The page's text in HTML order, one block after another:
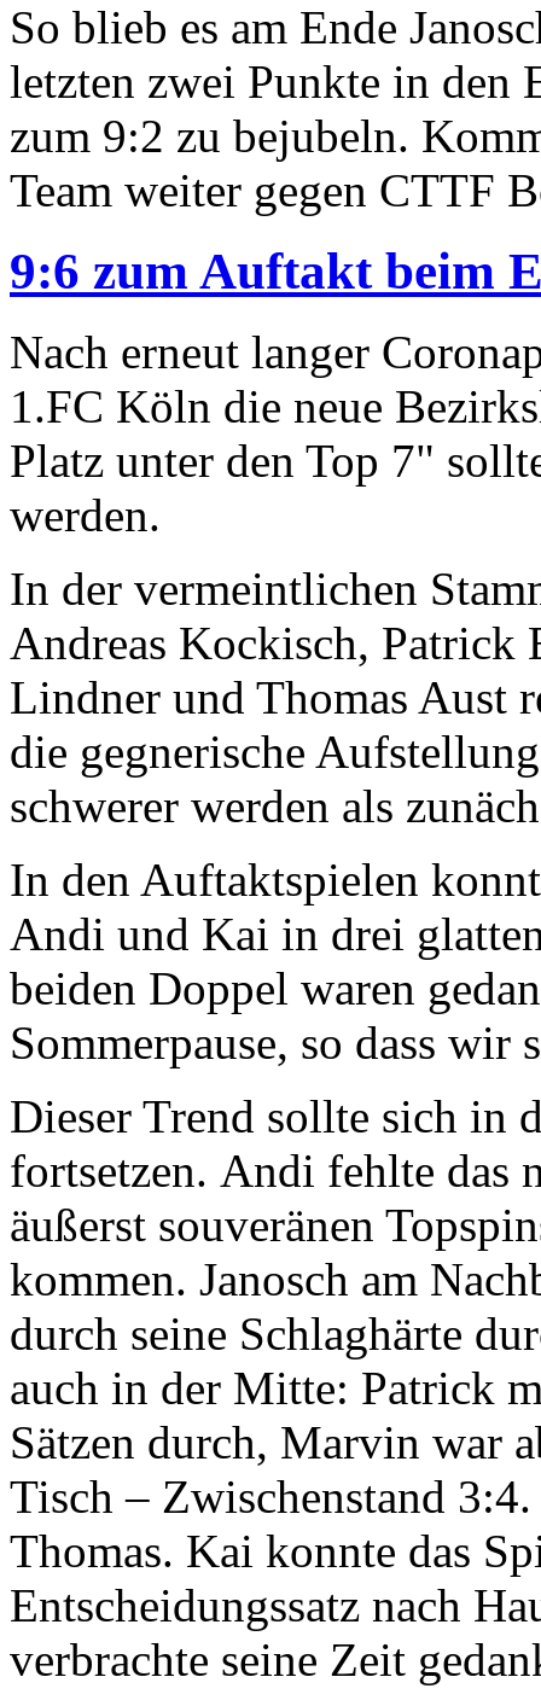
So blieb es am Ende
letzten zwei Punkte in den
zum 9:2 zu bejubeln.
Team weiter gegen CTTF
9:6 zum Auftakt beim
Nach erneut langer
1.FC Köln die neue
Platz unter den Top 7"
werden.
In der vermeintlichen
Andreas Kockisch,
Lindner und Thomas Aust
die gegnerische
schwerer werden als
In den Auftaktspielen
Andi und Kai in drei
beiden Doppel waren
Sommerpause, so dass
Dieser Trend sollte sich in
fortsetzen. Andi fehlte das
äußerst souveränen
kommen. Janosch am
durch seine Schlaghärte
auch in der Mitte: Patrick
Sätzen durch, Marvin war
Tisch – Zwischenstand
Thomas. Kai konnte das
Entscheidungssatz nach
verbrachte seine Zeit